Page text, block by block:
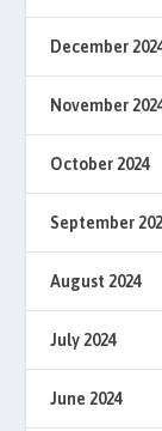
December
November
October 2024
September
August 2024
July 2024
June 2024